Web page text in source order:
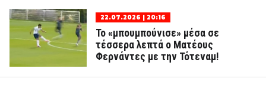
22.07.2026 | 20:16
Το «μπουμπούνισε» μέσα σε
τέσσερα λεπτά ο Ματέους
Φερνάντες με την Τότεναμ!